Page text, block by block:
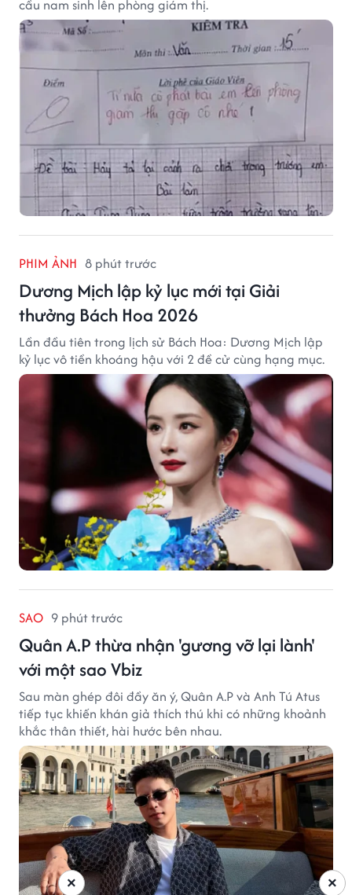
cầu nam sinh lên phòng giám thị.
PHIM ẢNH 8 phút trước
Dương Mịch lập kỷ lục mới tại Giải
thưởng Bách Hoa 2026
Lần đầu tiên trong lịch sử Bách Hoa: Dương Mịch lập
kỷ lục vô tiền khoáng hậu với 2 đề cử cùng hạng mục.
SAO 9 phút trước
Quân A.P thừa nhận 'gương vỡ lại lành'
với một sao Vbiz
Sau màn ghép đôi đầy ăn ý, Quân A.P và Anh Tú Atus
tiếp tục khiến khán giả thích thú khi có những khoảnh
khắc thân thiết, hài hước bên nhau.
×
×